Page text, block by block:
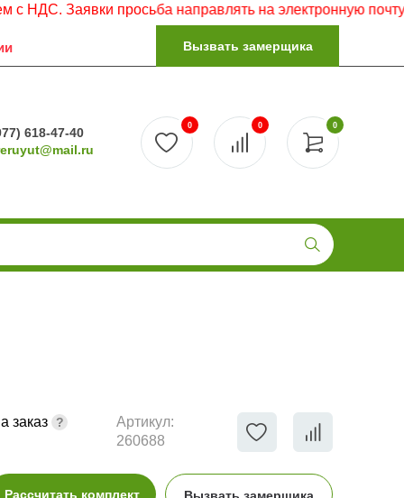
просьба направлять на электронную почту.
Вызвать замерщика
618-47-40
0
0 0
заказ
Артикул:
260688
Рассчитать комплект